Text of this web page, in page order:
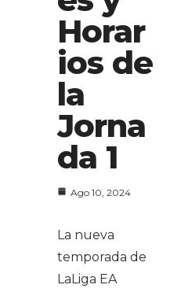
Horar
ios de
la
Jorna
da 1
Ago 10, 2024
La nueva
temporada de
LaLiga EA